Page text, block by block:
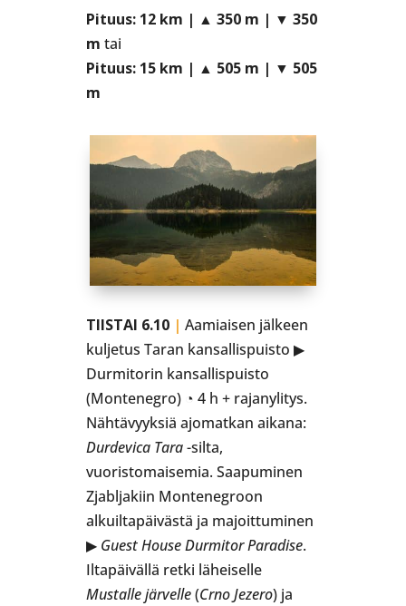
Pituus: 12 km | ▲ 350 m | ▼ 350
m tai
Pituus: 15 km | ▲ 505 m | ▼ 505
m
TIISTAI 6.10 | Aamiaisen jälkeen
kuljetus Taran kansallispuisto ▶
Durmitorin kansallispuisto
(Montenegro) ◔ 4 h + rajanylitys.
Nähtävyyksiä ajomatkan aikana:
Durdevica Tara-silta,
vuoristomaisemia. Saapuminen
Zjabljakiin Montenegroon
alkuiltapäivästä ja majoittuminen
▶ Guest House Durmitor Paradise.
Iltapäivällä retki läheiselle
Mustalle järvelle(Crno Jezero) ja